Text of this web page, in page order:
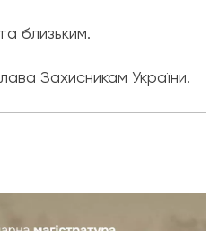
близьким.
Захисникам України.